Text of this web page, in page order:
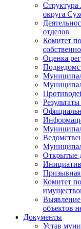
округа
отделов
Комитет
Оценка
Открытые
Комитет
Выявление
объектов
Документы
Устав